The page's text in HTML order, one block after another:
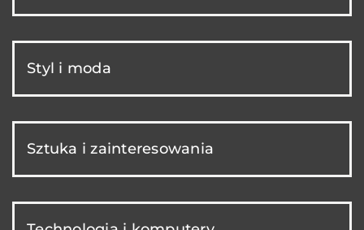
Styl i moda
Sztuka i zainteresowania